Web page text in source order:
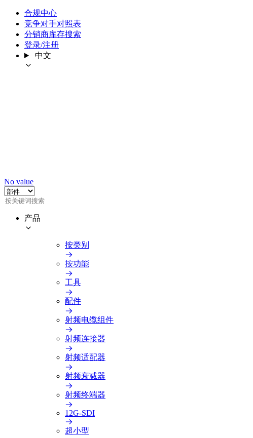
合规中心
竞争对手对照表
分销商库存搜索
登录/注册
中文
No value
产品
按类别
按功能
工具
配件
射频电缆组件
射频连接器
射频适配器
射频衰减器
射频终端器
12G-SDI
超小型